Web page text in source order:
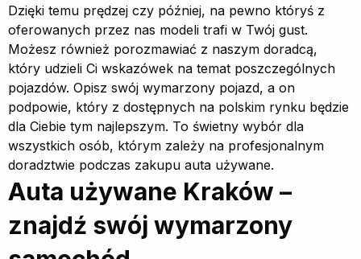
Dzięki temu prędzej czy później, na pewno któryś z
oferowanych przez nas modeli trafi w Twój gust.
Możesz również porozmawiać z naszym doradcą,
który udzieli Ci wskazówek na temat poszczególnych
pojazdów. Opisz swój wymarzony pojazd, a on
podpowie, który z dostępnych na polskim rynku będzie
dla Ciebie tym najlepszym. To świetny wybór dla
wszystkich osób, którym zależy na profesjonalnym
doradztwie podczas zakupu auta używane.
Auta używane Kraków –
znajdź swój wymarzony